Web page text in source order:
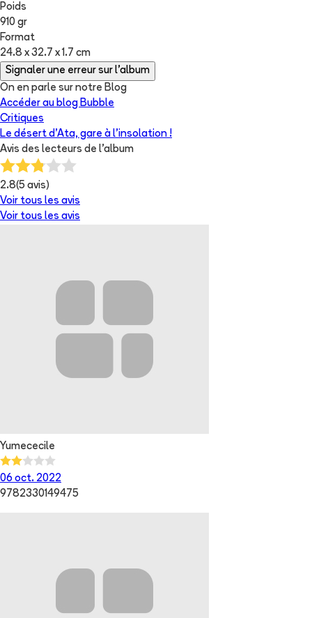
Poids
910 gr
Format
24.8 x 32.7 x 1.7 cm
Signaler une erreur sur l'album
On en parle sur notre Blog
Accéder au blog Bubble
Critiques
Le désert d’Ata, gare à l’insolation !
Avis des lecteurs de l'album
2.8(5 avis)
Voir tous les avis
Voir tous les avis
Yumececile
06 oct. 2022
9782330149475